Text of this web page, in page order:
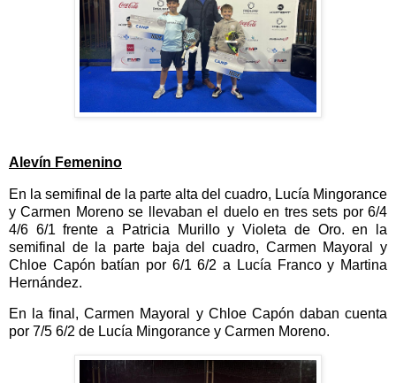
Alevín Femenino
En la semifinal de la parte alta del cuadro, Lucía Mingorance
y Carmen Moreno se llevaban el duelo en tres sets por 6/4
4/6 6/1 frente a Patricia Murillo y Violeta de Oro. en la
semifinal de la parte baja del cuadro, Carmen Mayoral y
Chloe Capón batían por 6/1 6/2 a Lucía Franco y Martina
Hernández.
En la final, Carmen Mayoral y Chloe Capón daban cuenta
por 7/5 6/2 de Lucía Mingorance y Carmen Moreno.